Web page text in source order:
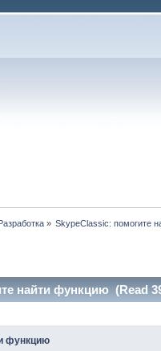
» SkypeClassic: помогите
найти функцию (Read
функцию